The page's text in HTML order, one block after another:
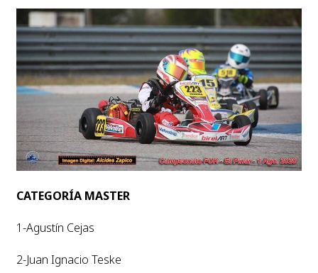
CATEGORÍA MASTER
1-Agustín Cejas
2-Juan Ignacio Teske